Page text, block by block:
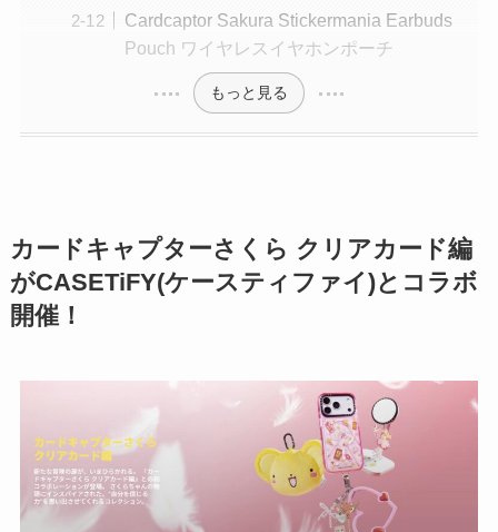
Cardcaptor Sakura Stickermania Earbuds
Pouch ワイヤレスイヤホンポーチ
もっと見る
カードキャプターさくら クリアカード編
がCASETiFY(ケースティファイ)とコラボ
開催！